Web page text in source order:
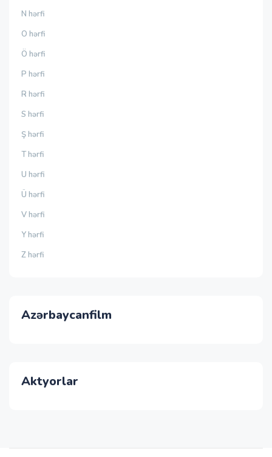
N hərfi
O hərfi
Ö hərfi
P hərfi
R hərfi
S hərfi
Ş hərfi
T hərfi
U hərfi
Ü hərfi
V hərfi
Y hərfi
Z hərfi
Azərbaycanfilm
Aktyorlar